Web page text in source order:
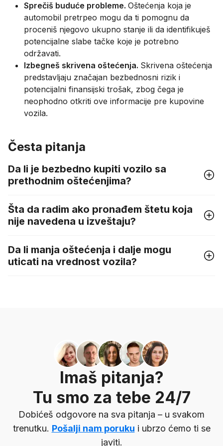
Sprečiš buduće probleme. Oštećenja koja je
automobil pretrpeo mogu da ti pomognu da
proceniš njegovo ukupno stanje ili da identifikuješ
potencijalne slabe tačke koje je potrebno
održavati.
Izbegneš skrivena oštećenja. Skrivena oštećenja
predstavljaju značajan bezbednosni rizik i
potencijalni finansijski trošak, zbog čega je
neophodno otkriti ove informacije pre kupovine
vozila.
Česta pitanja
Da li je bezbedno kupiti vozilo sa
prethodnim oštećenjima?
Šta da radim ako pronađem štetu koja
nije navedena u izveštaju?
Da li manja oštećenja i dalje mogu
uticati na vrednost vozila?
Imaš pitanja?
Tu smo za tebe 24/7
Dobićeš odgovore na sva pitanja – u svakom
trenutku. Pošalji nam poruku i ubrzo ćemo ti se
javiti.